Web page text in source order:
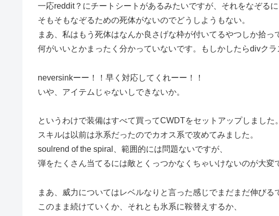
一応reddit？にチートシートがあるみたいですが、それをなぞるに
そもそもなぞるための死体がないのでどうしようもない。
まあ、私はもう死体はなんか良さげな枠が付いてるやつしか拾
何がいいとかまったく分かっていないです。もしかしたらdivクラ
neversinkーー！！早く対応してくれーー！！
いや、アイテムじゃないしできないか。
というわけで装備はすべて買ってCWDTをセットアップしました。
スキルは以前は氷系だったのでカオス系で攻めてみました。
soulrend of the spiral、範囲的には問題ないですが、
弾をたくさん当てるには敵とくっつかなくちゃいけないのが大変
まあ、威力についてはレベルなりと言った感じでまだまだ伸びる
このまま続けていくか、それとも氷系に鞍替えするか、